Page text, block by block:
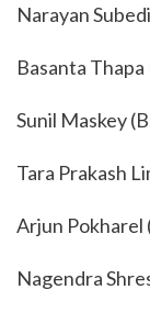
Narayan
Basanta
Sunil Maskey
Tara Prakash
Arjun Pokharel
Nagendra